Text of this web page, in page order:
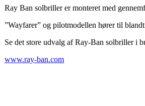
Ray Ban solbriller er monteret med
”Wayfarer” og pilotmodellen hører til
Se det store udvalg af Ray-Ban solbriller i
www.ray-ban.com